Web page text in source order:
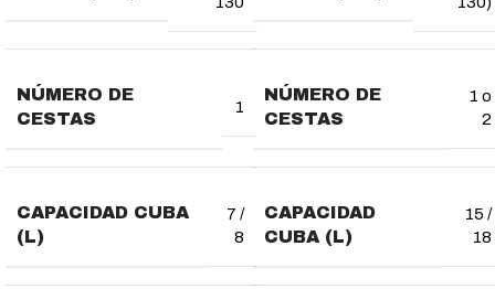
NÚMERO DE
CESTAS
1
CAPACIDAD CUBA
(L)
7 /
8
NÚMERO DE
CESTAS
1 o
2
CAPACIDAD
CUBA (L)
15 /
18